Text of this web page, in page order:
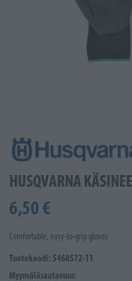
HUSQVARNA
6,50 €
Comfortable, easy-to-grip gloves
Tuotekoodi: 5468572-11
Myymäläsaatavuus: